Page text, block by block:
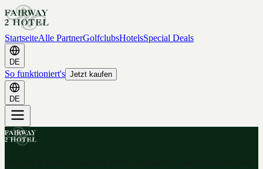
StartseiteAlle PartnerGolfclubsHotelsSpecial Deals
DE
So funktioniert's Jetzt kaufen
DE